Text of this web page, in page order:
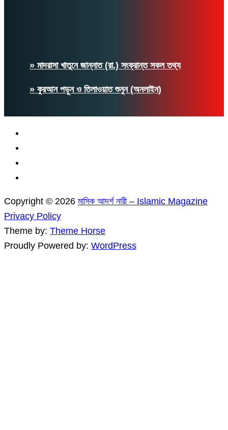
» মাদরাসা খাতুনে জান্নাত (রা.) সংক্রান্ত সকল তথ্য
» কুরআন পড়ুন ও তিলাওয়াত শুনুন (অনলাইন)
Copyright © 2026 মাসিক আদর্শ নারী – Islamic Magazine
Privacy Policy
Theme by: Theme Horse
Proudly Powered by: WordPress